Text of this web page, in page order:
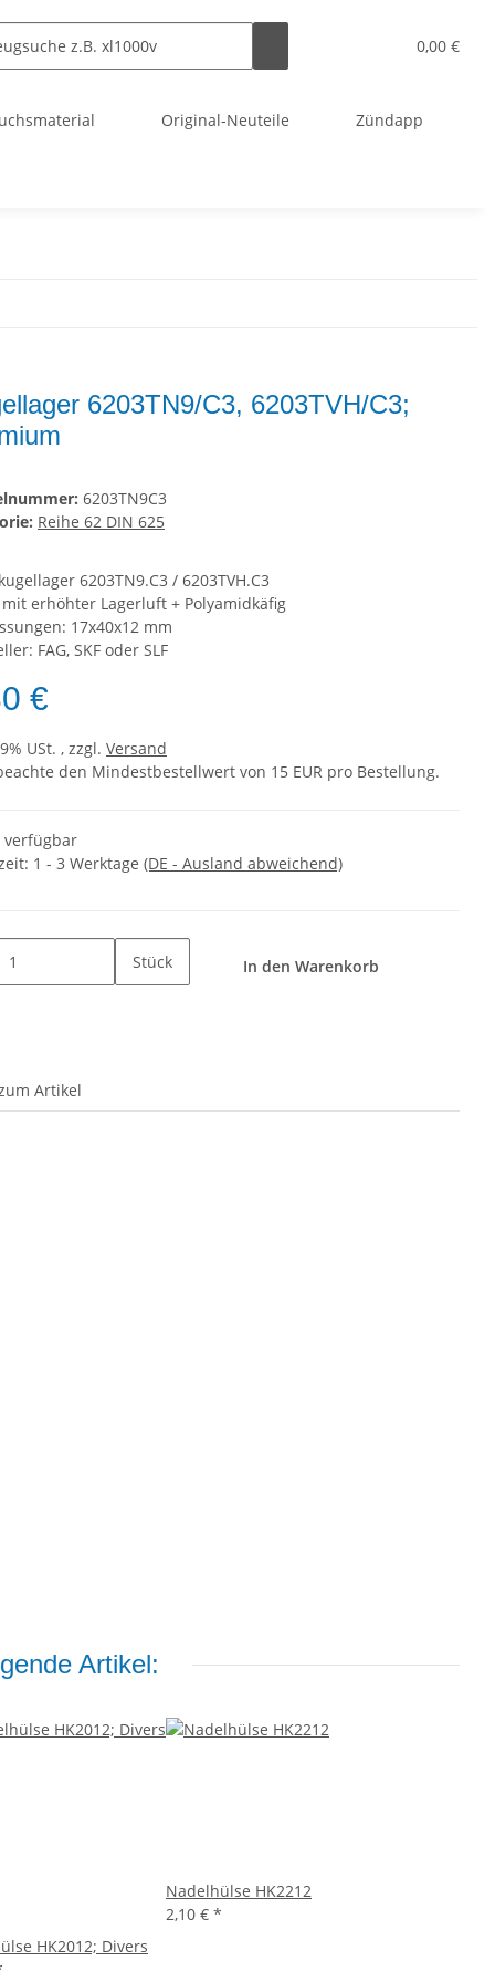
0,00 €
Original-Neuteile Zündapp
6203TN9/C3, 6203TVH/C3;
6203TN9C3
Reihe 62 DIN 625
6203TN9.C3 / 6203TVH.C3
erhöhter Lagerluft + Polyamidkäfig
17x40x12 mm
FAG, SKF oder SLF
€
USt. , zzgl. Versand
den Mindestbestellwert von 15 EUR pro Bestellung.
verfügbar
1 - 3 Werktage (DE - Ausland abweichend)
Stück In den Warenkorb
Artikel
Artikel:
HK2012; Divers
Nadelhülse HK2212
2,10 € *